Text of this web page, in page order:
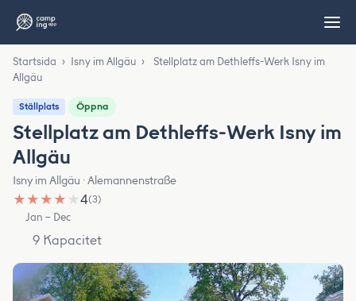
Startsida › Isny im Allgäu ›
Stellplatz am Dethleffs-Werk Isny im
Allgäu
Ställplats Öppna
Stellplatz am Dethleffs-Werk Isny im
Allgäu
Isny im Allgäu · Alemannenstraße
★ ★ ★ ★ ★4(3)
Jan – Dec
9 Kapacitet